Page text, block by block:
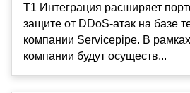
Т1 Интеграция расширяет
защите от DDoS-атак на базе
компании Servicepipe. В
компании будут осуществ...